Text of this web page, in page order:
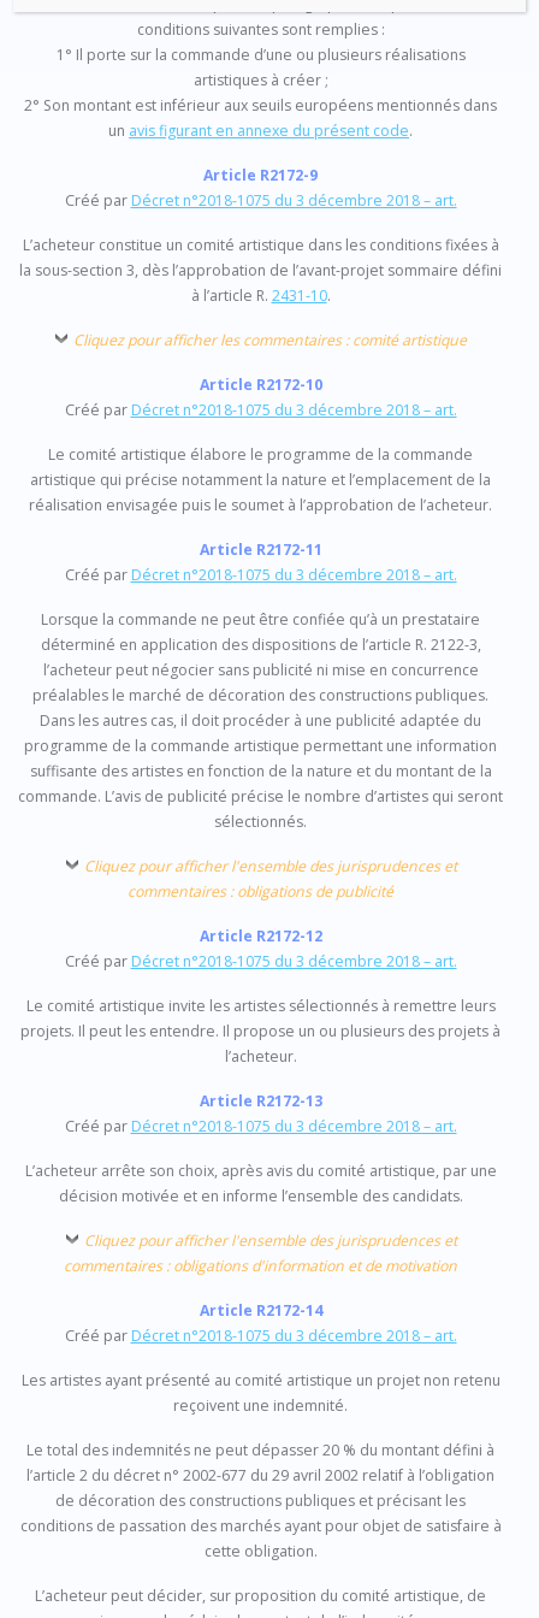
conditions suivantes sont remplies :
1° Il porte sur la commande d’une ou plusieurs réalisations
artistiques à créer ;
2° Son montant est inférieur aux seuils européens mentionnés dans
un avis figurant en annexe du présent code.
Article R2172-9
Créé par Décret n°2018-1075 du 3 décembre 2018 – art.
L’acheteur constitue un comité artistique dans les conditions fixées à
la sous-section 3, dès l’approbation de l’avant-projet sommaire défini
à l’article R. 2431-10.
Cliquez pour afficher les commentaires : comité artistique
Article R2172-10
Créé par Décret n°2018-1075 du 3 décembre 2018 – art.
Le comité artistique élabore le programme de la commande
artistique qui précise notamment la nature et l’emplacement de la
réalisation envisagée puis le soumet à l’approbation de l’acheteur.
Article R2172-11
Créé par Décret n°2018-1075 du 3 décembre 2018 – art.
Lorsque la commande ne peut être confiée qu’à un prestataire
déterminé en application des dispositions de l’article R. 2122-3,
l’acheteur peut négocier sans publicité ni mise en concurrence
préalables le marché de décoration des constructions publiques.
Dans les autres cas, il doit procéder à une publicité adaptée du
programme de la commande artistique permettant une information
suffisante des artistes en fonction de la nature et du montant de la
commande. L’avis de publicité précise le nombre d’artistes qui seront
sélectionnés.
Cliquez pour afficher l'ensemble des jurisprudences et
commentaires : obligations de publicité
Article R2172-12
Créé par Décret n°2018-1075 du 3 décembre 2018 – art.
Le comité artistique invite les artistes sélectionnés à remettre leurs
projets. Il peut les entendre. Il propose un ou plusieurs des projets à
l’acheteur.
Article R2172-13
Créé par Décret n°2018-1075 du 3 décembre 2018 – art.
L’acheteur arrête son choix, après avis du comité artistique, par une
décision motivée et en informe l’ensemble des candidats.
Cliquez pour afficher l'ensemble des jurisprudences et
commentaires : obligations d'information et de motivation
Article R2172-14
Créé par Décret n°2018-1075 du 3 décembre 2018 – art.
Les artistes ayant présenté au comité artistique un projet non retenu
reçoivent une indemnité.
Le total des indemnités ne peut dépasser 20 % du montant défini à
l’article 2 du décret n° 2002-677 du 29 avril 2002 relatif à l’obligation
de décoration des constructions publiques et précisant les
conditions de passation des marchés ayant pour objet de satisfaire à
cette obligation.
L’acheteur peut décider, sur proposition du comité artistique, de